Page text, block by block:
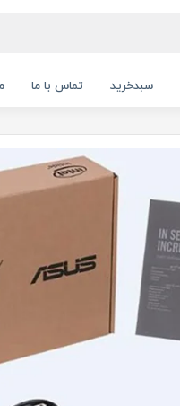
سبدخرید تماس با ما